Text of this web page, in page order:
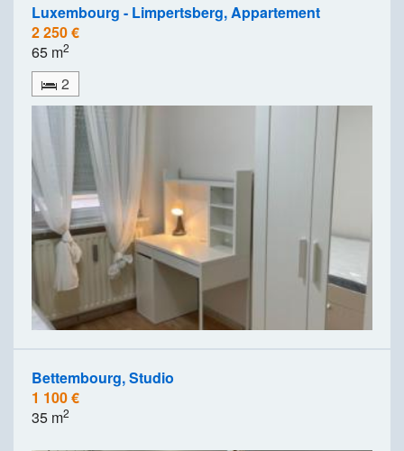
Luxembourg - Limpertsberg, Appartement
2 250 €
65 m2
2
Bettembourg, Studio
1 100 €
35 m2